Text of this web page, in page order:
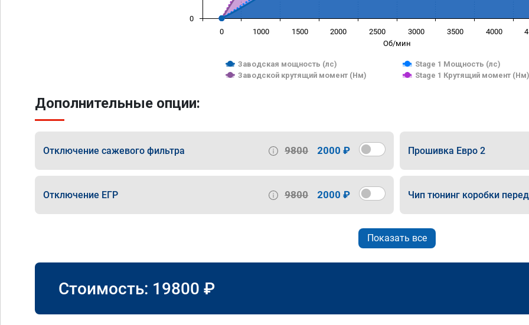
Об/мин
Заводская мощность (лс)
Stage 1 Мощность (лс)
Заводской крутящий момент (Нм)
Stage 1 Крутящий момент (Нм)
0 1000 1500 2000 2500 3000 3500 4000
0
Дополнительные опции:
Отключение сажевого фильтра 9800 2000 ₽ Прошивка Евро 2
Отключение ЕГР 9800 2000 ₽ Чип тюнинг коробки
Показать все
Стоимость: 19800 ₽